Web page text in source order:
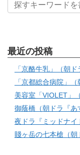
最近の投稿
「京酪牛乳」（朝ド
「京都総合病院」
美容室「VIOLET」
御蔭橋（朝ドラ『あ
夜ドラ『ミッドナイ
賤ヶ岳の七本槍（朝